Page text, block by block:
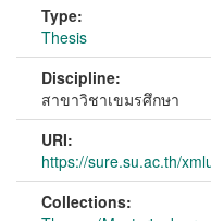
Type:
Thesis
Discipline:
สาขาวิชาเขมรศึกษา
URI:
https://sure.su.ac.th/
Collections: